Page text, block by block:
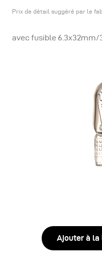
Prix de détail suggéré par le
avec fusible 6.3x32mm/
Ajouter à la